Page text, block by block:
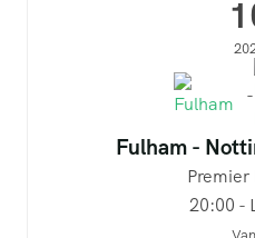
-
Fulham -
Premier
20:00 -